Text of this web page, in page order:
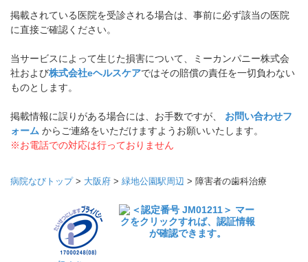
掲載されている医院を受診される場合は、事前に必ず該当の医院
に直接ご確認ください。
当サービスによって生じた損害について、ミーカンパニー株式会
社および株式会社eヘルスケアではその賠償の責任を一切負わない
ものとします。
掲載情報に誤りがある場合には、お手数ですが、 お問い合わせフ
ォーム からご連絡をいただけますようお願いいたします。
※お電話での対応は行っておりません
病院なびトップ> 大阪府 > 緑地公園駅周辺 > 障害者の歯科治療